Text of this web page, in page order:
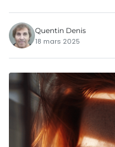
Quentin Denis
18 mars 2025